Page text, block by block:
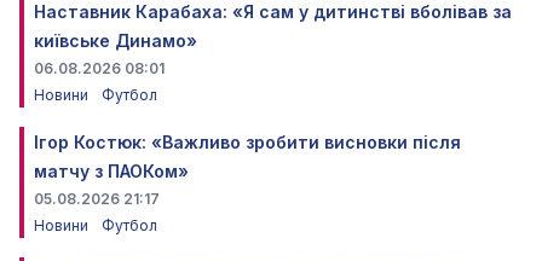
Наставник Карабаха: «Я сам у дитинстві вболівав за
київське Динамо»
06.08.2026 08:01
Новини
Футбол
Ігор Костюк: «Важливо зробити висновки після
матчу з ПАОКом»
05.08.2026 21:17
Новини
Футбол